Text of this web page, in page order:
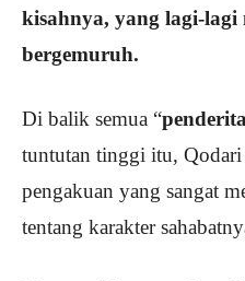
kisahnya, yang lagi-lagi
bergemuruh.
Di balik semua “
tuntutan tinggi itu, Qodari
pengakuan yang sangat
tentang karakter